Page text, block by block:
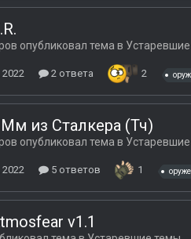
опубликовал тема в
2022 2 ответа 2
из Сталкера (Тч)
опубликовал тема в
2022 5 ответов 1
v1.1